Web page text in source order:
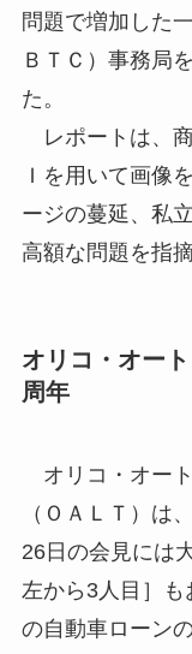
問題で増加した
ＢＴＣ）事務局
た。
レポートは、
Ｉを用いて画像
ージの蔓延、私
高額な問題を指
オリコ・オー
周年
オリコ・オー
（ＯＡＬＴ）は
26日の会見には
左から3人目］
の自動車ローン